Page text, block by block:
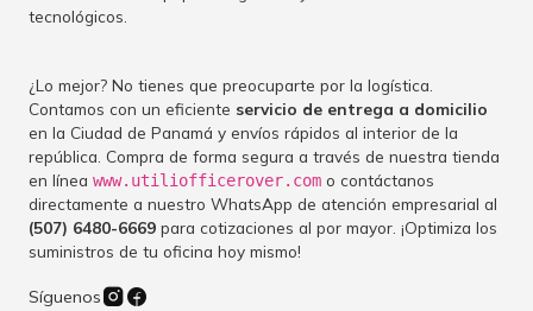
tecnológicos.
¿Lo mejor? No tienes que preocuparte por la logística.
Contamos con un eficiente servicio de entrega a domicilio
en la Ciudad de Panamá y envíos rápidos al interior de la
república. Compra de forma segura a través de nuestra tienda
en línea www.utiliofficerover.com o contáctanos
directamente a nuestro WhatsApp de atención empresarial al
(507) 6480-6669 para cotizaciones al por mayor. ¡Optimiza los
suministros de tu oficina hoy mismo!
Síguenos